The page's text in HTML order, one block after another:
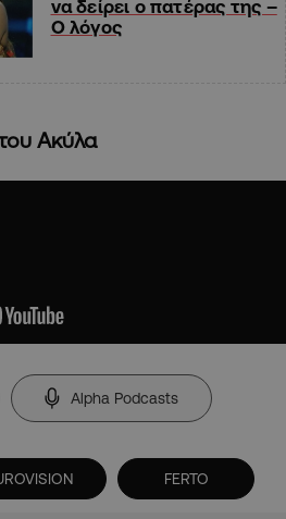
να δείρει ο πατέρας της –
Ο λόγος
Ακύλα
Alpha Podcasts
FERTO